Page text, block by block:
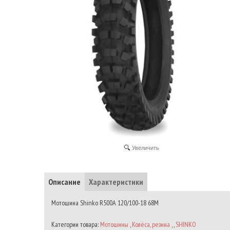
Увеличить
Описание Характеристики
Мотошина Shinko R500A 120/100-18 68M
Категории товара: Мотошины ,Колёса, резина , ,SHINKO